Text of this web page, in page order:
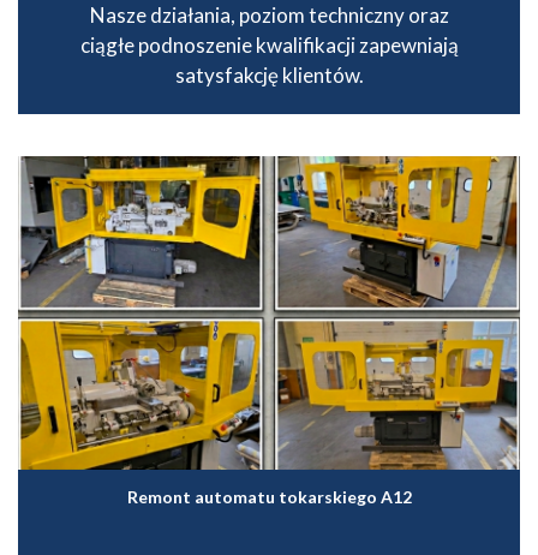
Nasze dzia­ła­nia, poziom tech­niczny oraz
ciągłe podno­sze­nie kwali­fi­ka­cji zapewniają
satys­fak­cję klien­tów.
Remont automatu tokarskiego A12